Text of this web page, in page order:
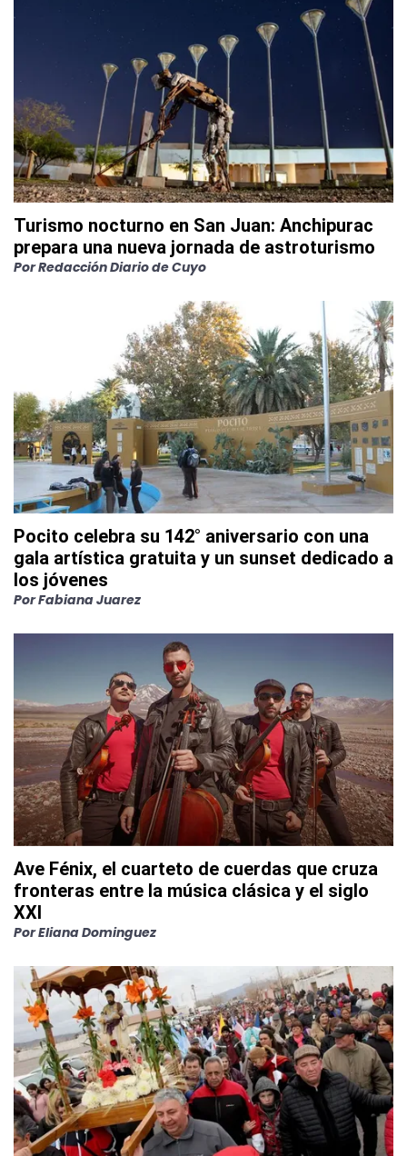
Turismo nocturno en San Juan: Anchipurac
prepara una nueva jornada de astroturismo
PorRedacción Diario de Cuyo
Pocito celebra su 142° aniversario con una
gala artística gratuita y un sunset dedicado a
los jóvenes
PorFabiana Juarez
Ave Fénix, el cuarteto de cuerdas que cruza
fronteras entre la música clásica y el siglo
XXI
PorEliana Dominguez